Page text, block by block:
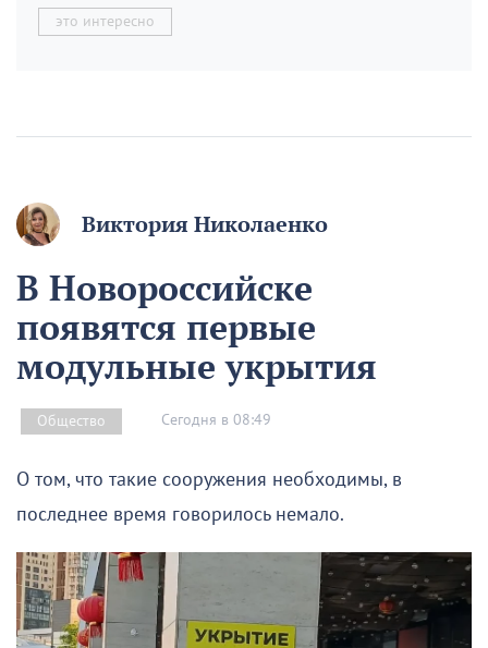
это интересно
Виктория Николаенко
В Новороссийске
появятся первые
модульные укрытия
Общество Сегодня в 08:49
О том, что такие сооружения необходимы, в
последнее время говорилось немало.